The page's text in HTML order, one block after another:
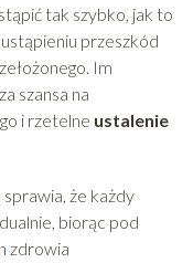
tak szybko, jak to
przeszkód
Im
szansa na
i rzetelne ustalenie
że każdy
biorąc pod
zdrowia